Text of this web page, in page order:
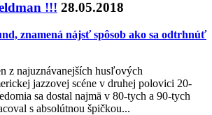
!!! 28.05.2018
znamená nájsť spôsob ako sa odtrhnúť
z najuznávanejších husľových
jazzovej scéne v druhej polovici 20-
sa dostal najmä v 80-tych a 90-tych
s absolútnou špičkou...